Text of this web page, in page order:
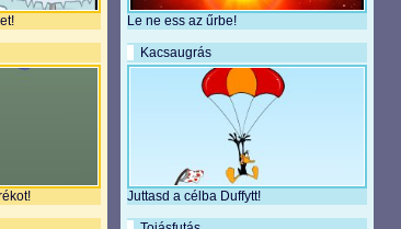
Le ne ess az űrbe!
Kacsaugrás
Juttasd a célba Duffytt!